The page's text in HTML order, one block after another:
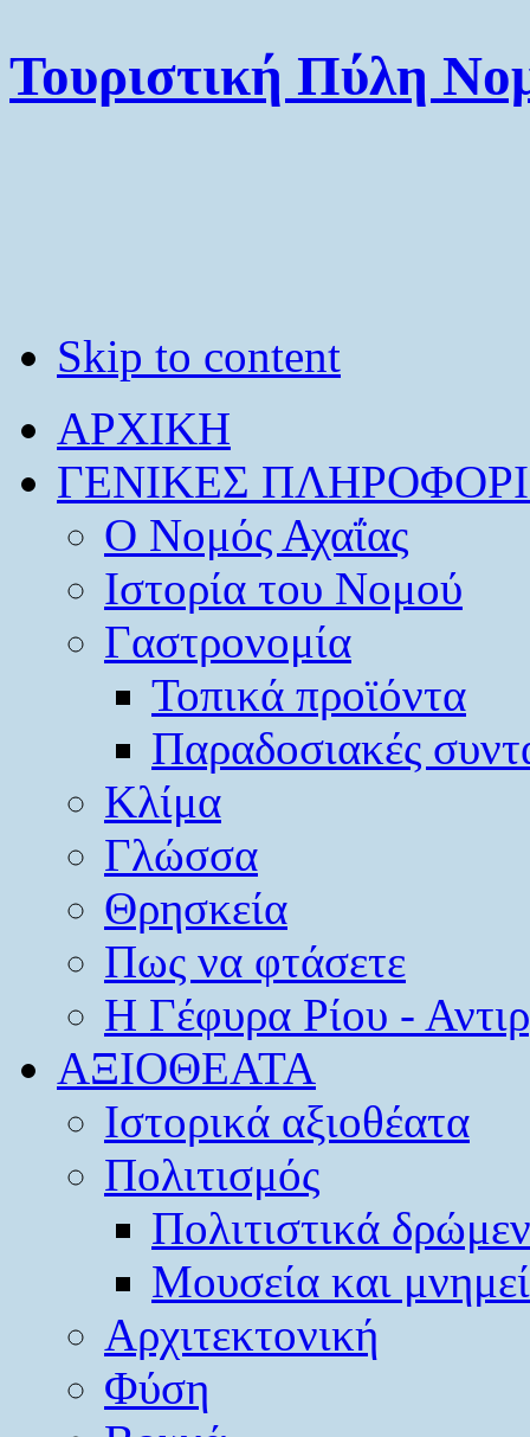
Τουριστική Πύλη
Skip to content
ΑΡΧΙΚΗ
ΓΕΝΙΚΕΣ
O Νομός Αχαΐας
Ιστορία του Νομού
Γαστρονομία
Τοπικά προϊόντα
Παραδοσιακές
Κλίμα
Γλώσσα
Θρησκεία
Πως να φτάσετε
Η Γέφυρα Ρίου -
ΑΞΙΟΘΕΑΤΑ
Ιστορικά αξιοθέατα
Πολιτισμός
Πολιτιστικά
Μουσεία και
Αρχιτεκτονική
Φύση